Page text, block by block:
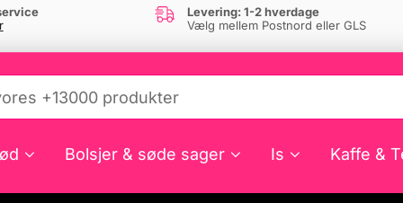
Levering: 1-2 hverdage
Vælg mellem Postnord eller GLS
Bolsjer & søde sager Is Kaffe &